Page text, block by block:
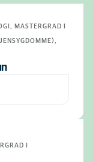
MASTERGRAD I
I